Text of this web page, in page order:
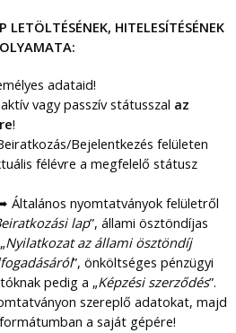
LETÖLTÉSÉNEK, HITELESÍTÉSÉNEK
adataid!
aktív vagy passzív státusszal az
!
Bejelentkezés felületen
félévre a megfelelő státusz
Általános nyomtatványok felületről
lap”, állami ösztöndíjas
Nyilatkozat az állami ösztöndíj
”, önköltséges pénzügyi
pedig a „Képzési szerződés”.
szereplő adatokat, majd
a saját gépére!